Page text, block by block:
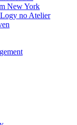
New York
no Atelier